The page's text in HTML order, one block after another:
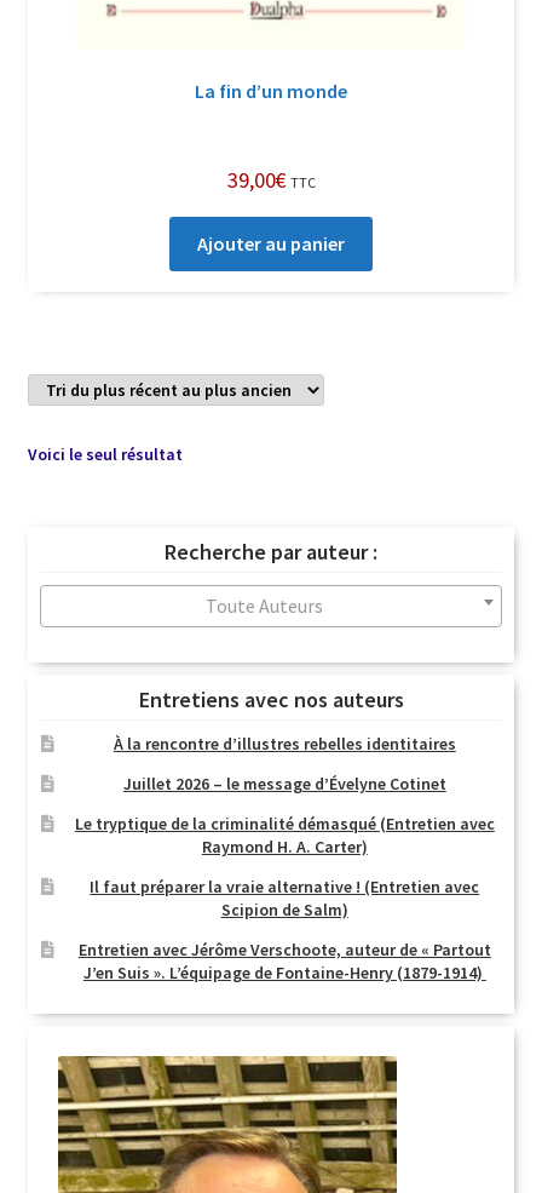
La fin d’un monde
39,00€ TTC
Ajouter au panier
Voici le seul résultat
Recherche par auteur :
Toute Auteurs
Entretiens avec nos auteurs
À la rencontre d’illustres rebelles identitaires
Juillet 2026 – le message d’Évelyne Cotinet
Le tryptique de la criminalité démasqué (Entretien avec
Raymond H. A. Carter)
Il faut préparer la vraie alternative ! (Entretien avec
Scipion de Salm)
Entretien avec Jérôme Verschoote, auteur de « Partout
J’en Suis ». L’équipage de Fontaine-Henry (1879-1914)